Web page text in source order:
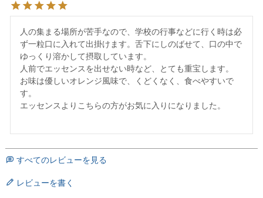
人の集まる場所が苦手なので、学校の行事などに行く時は必
ず一粒口に入れて出掛けます。舌下にしのばせて、口の中で
ゆっくり溶かして摂取しています。
人前でエッセンスを出せない時など、とても重宝します。
お味は優しいオレンジ風味で、くどくなく、食べやすいで
す。
エッセンスよりこちらの方がお気に入りになりました。
すべてのレビューを見る
レビューを書く